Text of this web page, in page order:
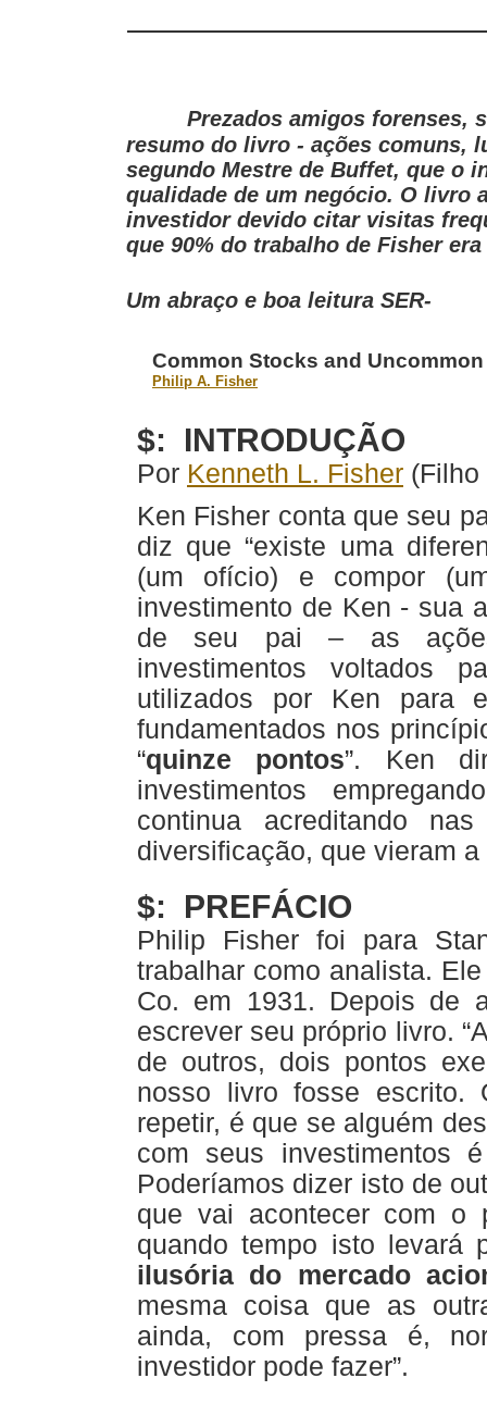
Prezados amigos forenses,
resumo do livro - ações comuns,
segundo Mestre de Buffet, que o
qualidade de um negócio. O livro
investidor devido citar visitas
que 90% do trabalho de Fisher
Um abraço e boa leitura SER-
Common Stocks and
Philip A. Fisher
$: INTRODUÇÃO
Por Kenneth L. Fisher (Filho
Ken Fisher conta que seu
diz que “existe uma
(um ofício) e compor
investimento de Ken - sua
de seu pai – as
investimentos voltados
utilizados por Ken para
fundamentados nos
“quinze pontos”. Ken
investimentos
continua acreditando
diversificação, que vieram
$: PREFÁCIO
Philip Fisher foi para
trabalhar como analista.
Co. em 1931. Depois de
escrever seu próprio livro.
de outros, dois pontos
nosso livro fosse escrito.
repetir, é que se alguém
com seus investimentos
Poderíamos dizer isto de
que vai acontecer com o
quando tempo isto
ilusória do mercado
mesma coisa que as
ainda, com pressa é,
investidor pode fazer”.